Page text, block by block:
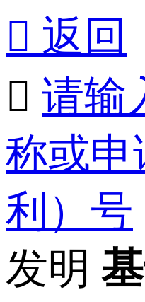
 返回
 请输
称或申
利）号
发明